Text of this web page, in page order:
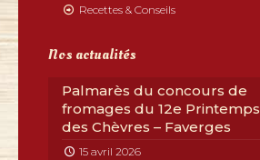
Recettes & Conseils
Nos actualités
Palmarès du concours de
fromages du 12e Printemps
des Chèvres – Faverges
15 avril 2026